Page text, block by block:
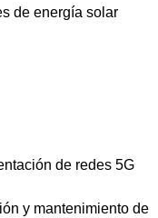
de energía solar
de redes 5G
y mantenimiento de